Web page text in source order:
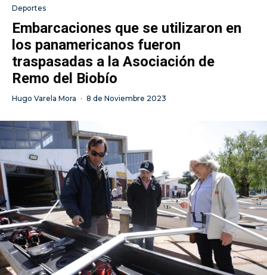
Deportes
Embarcaciones que se utilizaron en
los panamericanos fueron
traspasadas a la Asociación de
Remo del Biobío
Hugo Varela Mora · 8 de Noviembre 2023